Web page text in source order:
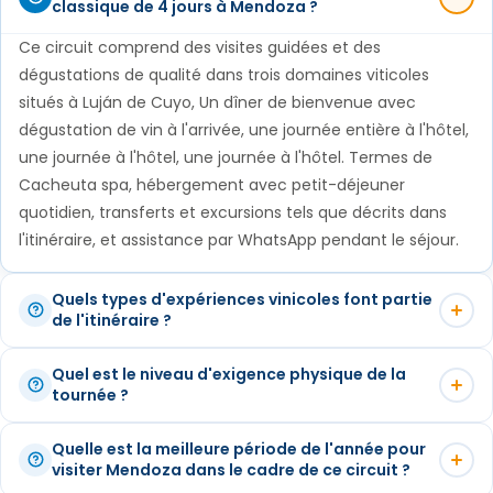
interactive qui consiste à combiner différents
éléments, tels que des mots, des sons ou des
images, pour créer des combinaisons nouvelles et
uniques.
L'excursion se termine par un déjeuner
gastronomique en trois étapes dans un cadre
magnifique, agrémenté des meilleurs vins de la
région. Vous pouvez personnaliser la sélection des
vignobles en fonction de vos préférences, qu'il
s'agisse de l'architecture, des méthodes de
production, des cépages spécifiques ou d'autres
Nuit à Lares de Chacras, Finca Adalgisa, Entre Cielos
ou similaire.
bien-être, nature et gastronomie régionale, avec un
déjeuner buffet inclus et du temps libre pour se
détendre pleinement. Une expérience idéale pour se
déconnecter, restaurer le corps et l'esprit et
découvrir Mendoza sous son aspect le plus
authentique et naturel.
classique de 4 jours à Mendoza ?
Ce circuit comprend des visites guidées et des
dégustations de qualité dans trois domaines viticoles
situés à Luján de Cuyo, Un dîner de bienvenue avec
dégustation de vin à l'arrivée, une journée entière à l'hôtel,
une journée à l'hôtel, une journée à l'hôtel. Termes de
Cacheuta spa, hébergement avec petit-déjeuner
quotidien, transferts et excursions tels que décrits dans
l'itinéraire, et assistance par WhatsApp pendant le séjour.
Quels types d'expériences vinicoles font partie
de l'itinéraire ?
Luján de Cuyo, vous dégusterez certains des vins les plus
production du vin et vous participerez à une session
interactive amusante au cours de laquelle vous
Quel est le niveau d'exigence physique de la
tournée ?
forme physique. La plupart des activités sont des activités
Quelle est la meilleure période de l'année pour
visiter Mendoza dans le cadre de ce circuit ?